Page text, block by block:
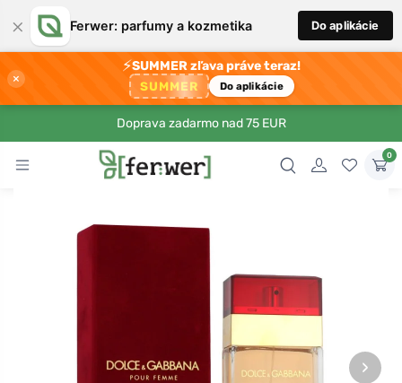
× Ferwer: parfumy a kozmetika Do aplikácie
×
⚡SUMMER zľava práve teraz!
SUMMER Do aplikácie
Doprava zadarmo nad 75 EUR
0
›